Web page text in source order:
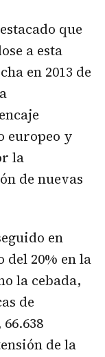
que
a esta
en 2013 de
europeo y
la
de nuevas
en
del 20% en la
la cebada,
de
de la